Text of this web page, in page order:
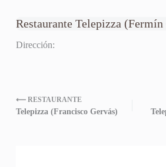
Restaurante Telepizza
Dirección:
⟵ RESTAURANTE
Telepizza (Francisco Gervás)